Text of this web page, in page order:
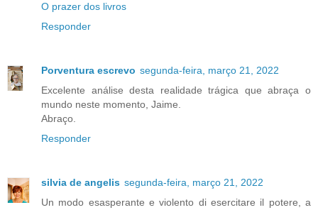
O prazer dos livros
Responder
Porventura escrevo segunda-feira, março 21, 2022
Excelente análise desta realidade trágica que abraça o
mundo neste momento, Jaime.
Abraço.
Responder
silvia de angelis segunda-feira, março 21, 2022
Un modo esasperante e violento di esercitare il potere, a